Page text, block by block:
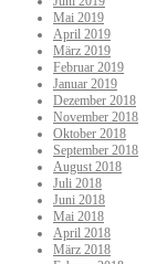
Mai 2019
April 2019
März 2019
Februar 2019
Januar 2019
Dezember 2018
November 2018
Oktober 2018
September 2018
August 2018
Juli 2018
Juni 2018
Mai 2018
April 2018
März 2018